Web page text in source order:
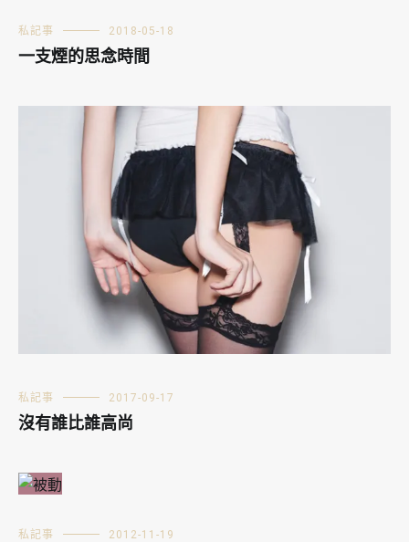
私記事 2018-05-18
一支煙的思念時間
私記事 2017-09-17
沒有誰比誰高尚
私記事 2012-11-19